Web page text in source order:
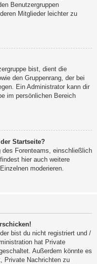
Benutzergruppen
Mitglieder leichter zu
bist, dient die
den Gruppenrang, der bei
Ein Administrator kann dir
im persönlichen Bereich
Startseite?
Forenteams, einschließlich
hier auch weitere
moderieren.
bist du nicht registriert und /
hat Private
Außerdem könnte es
Private Nachrichten zu